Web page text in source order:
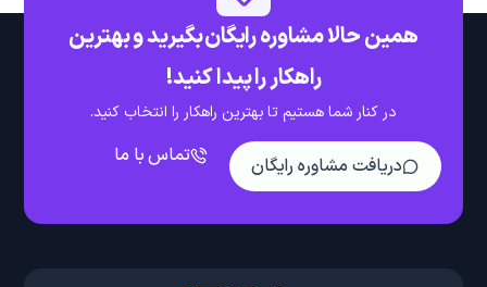
همین حالا مشاوره رایگان بگیرید و بهترین
راهکار را پیدا کنید!
در کنار شما هستیم تا بهترین راهکار را انتخاب کنید.
دریافت مشاوره رایگان تماس با ما